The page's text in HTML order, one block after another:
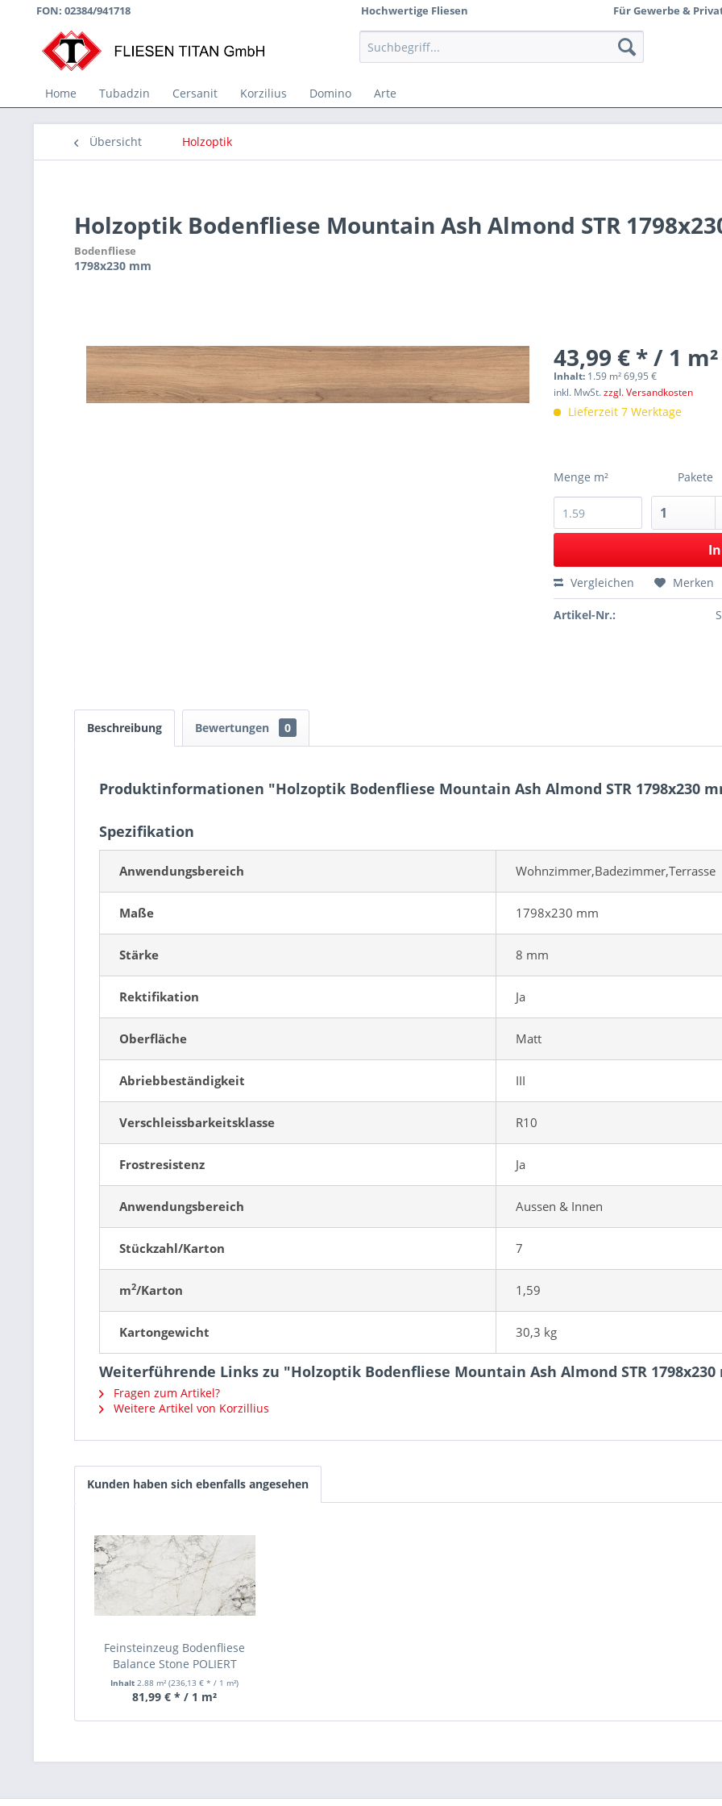
FON: 02384/941718 Hochwertige Fliesen Für Gewerbe &
Home Tubadzin Cersanit Korzilius Domino Arte
Übersicht Holzoptik
Holzoptik Bodenfliese Mountain Ash Almond STR
Bodenfliese
1798x230 mm
43,99 € * / 1 m²
Inhalt: 1.59 m² 69,95 €
inkl. MwSt.zzgl. Versandkosten
Lieferzeit 7 Werktage
Menge m² Pakete
Vergleichen Merken
Artikel-Nr.:
Beschreibung Bewertungen 0
Produktinformationen "Holzoptik Bodenfliese Mountain Ash Almond STR 1798x230
Spezifikation
Anwendungsbereich Wohnzimmer,Badezimmer,Terrasse
Maße 1798x230 mm
Stärke 8 mm
Rektifikation Ja
Oberfläche Matt
Abriebbeständigkeit III
Verschleissbarkeitsklasse R10
Frostresistenz Ja
Anwendungsbereich Aussen & Innen
Stückzahl/Karton 7
m2/Karton 1,59
Kartongewicht 30,3 kg
Weiterführende Links zu "Holzoptik Bodenfliese Mountain Ash Almond STR
Fragen zum Artikel?
Weitere Artikel von Korzillius
Kunden haben sich ebenfalls angesehen
Feinsteinzeug Bodenfliese
Balance Stone POLIERT
2498x1198 mm
Inhalt2.88 m²(236,13 € * / 1 m²)
81,99 € * / 1 m²